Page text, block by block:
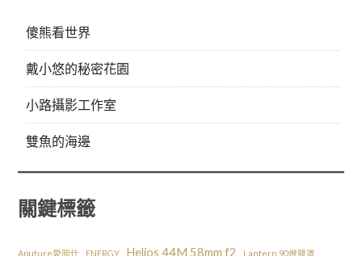
傻熊看世界
戴小悠的秘密花園
小路攝影工作室
雙魚的海邊
關鍵標籤
Aputure愛圖仕 ENERGY Helios 44M 58mm f2
Lantern 90燈籠罩